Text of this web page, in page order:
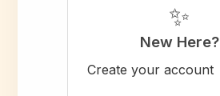
✨
New Here?
Create your account